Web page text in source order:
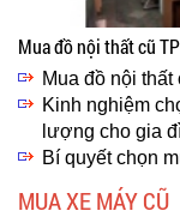
Mua đồ nội thất cũ
Mua đồ nội thất
Kinh nghiệm
lượng cho gia
Bí quyết chọn
MUA XE MÁY CŨ